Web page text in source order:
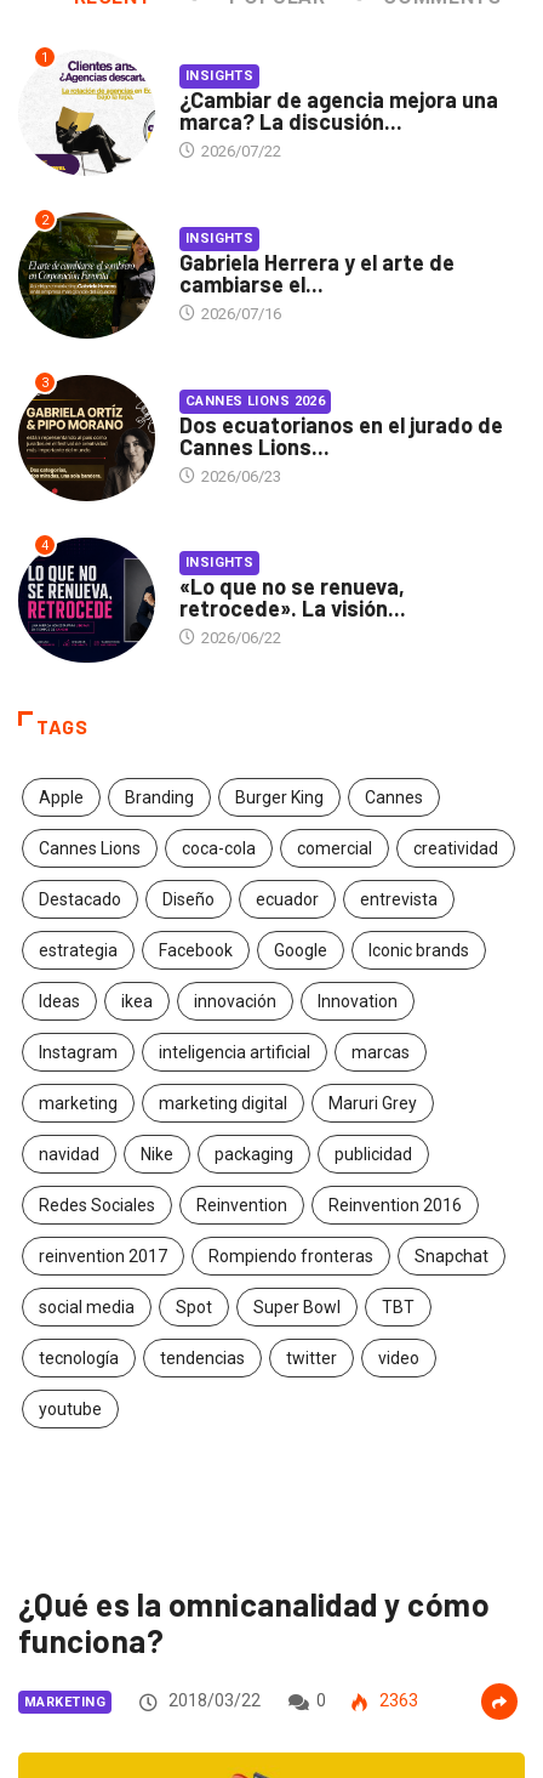
1
INSIGHTS
¿Cambiar de agencia mejora una
marca? La discusión...
2026/07/22
2
INSIGHTS
Gabriela Herrera y el arte de
cambiarse el...
2026/07/16
3
CANNES LIONS 2026
Dos ecuatorianos en el jurado de
Cannes Lions...
2026/06/23
4
INSIGHTS
«Lo que no se renueva,
retrocede». La visión...
2026/06/22
TAGS
Apple Branding Burger King Cannes
Cannes Lions coca-cola comercial creatividad
Destacado Diseño ecuador entrevista
estrategia Facebook Google Iconic brands
Ideas ikea innovación Innovation
Instagram inteligencia artificial marcas
marketing marketing digital Maruri Grey
navidad Nike packaging publicidad
Redes Sociales Reinvention Reinvention 2016
reinvention 2017 Rompiendo fronteras Snapchat
social media Spot Super Bowl TBT
tecnología tendencias twitter video
youtube
¿Qué es la omnicanalidad y cómo
funciona?
MARKETING 2018/03/22 0 2363